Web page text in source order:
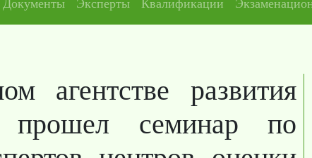
Документы Эксперты Квалификации
агентстве развития
прошел семинар по